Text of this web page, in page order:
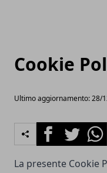
Cookie
Ultimo aggiornamento: 28/
FacebookTwitter
La presente Cookie